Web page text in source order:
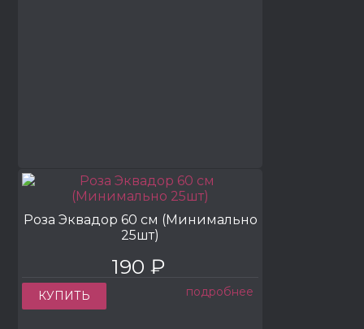
Роза Эквадор 60 см (Минимально
25шт)
190 ₽
КУПИТЬ подробнее